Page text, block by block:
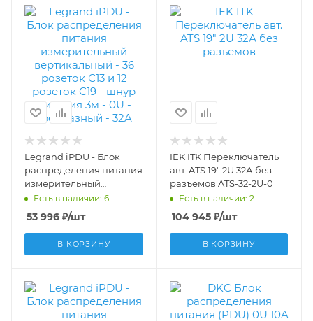
Legrand iPDU - Блок
распределения питания
измерительный
вертикальный - 36
розеток С13 и 12 розеток
С19 - шнур питания 3м -
0U - трехфазный - 32A
Есть в наличии: 6
53 996 ₽/шт
В КОРЗИНУ
IEK ITK Переключатель
авт. ATS 19" 2U 32А без
разъемов ATS-32-2U-0
Есть в наличии: 2
104 945₽/шт
В КОРЗИНУ